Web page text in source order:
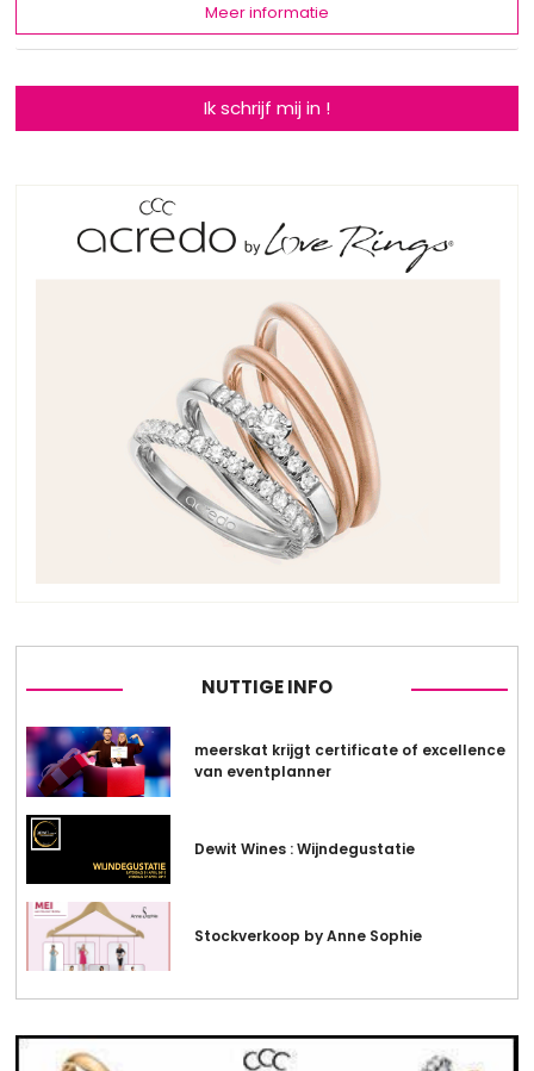
Meer informatie
Ik schrijf mij in !
NUTTIGE INFO
meerskat krijgt certificate of excellence
van eventplanner
Dewit Wines : Wijndegustatie
Stockverkoop by Anne Sophie